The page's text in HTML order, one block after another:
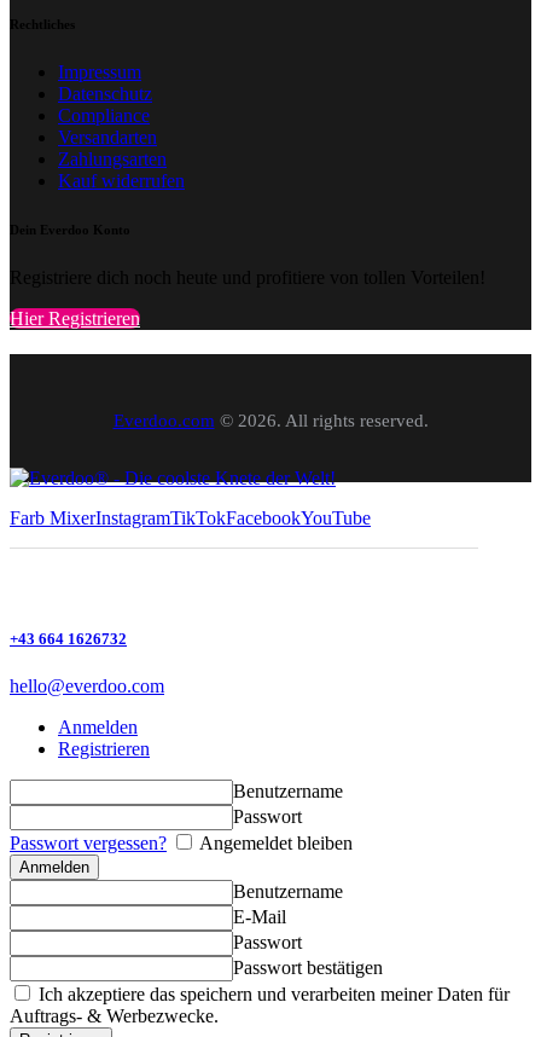
Rechtliches
Impressum
Datenschutz
Compliance
Versandarten
Zahlungsarten
Kauf widerrufen
Dein Everdoo Konto
Registriere dich noch heute und profitiere von tollen Vorteilen!
Hier Registrieren
Everdoo.com © 2026. All rights reserved.
Farb MixerInstagramTikTokFacebookYouTube
+43 664 1626732
hello@everdoo.com
Anmelden
Registrieren
Benutzername
Passwort
Passwort vergessen?
Angemeldet bleiben
Benutzername
E-Mail
Passwort
Passwort bestätigen
Ich akzeptiere das speichern und verarbeiten meiner Daten für
Auftrags- & Werbezwecke.